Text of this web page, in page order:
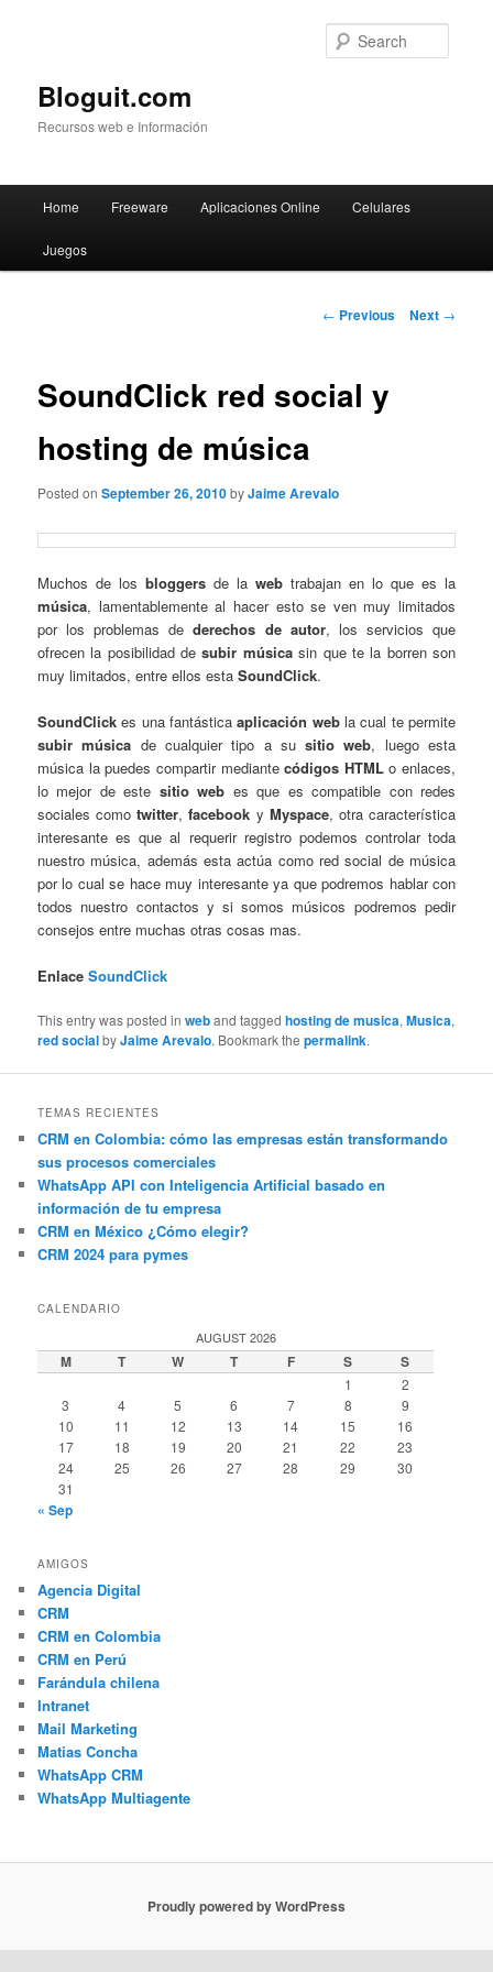
Bloguit.com
Recursos web e Información
Skip
to
Home Freeware Aplicaciones Online Celulares
Juegos
Post
← Previous Next →
SoundClick red social y
hosting de música
Posted onSeptember 26, 2010byJaime Arevalo
Muchos de losbloggersde lawebtrabajan en lo que es la
música, lamentablemente al hacer esto se ven muy limitados
por los problemas dederechos de autor, los servicios que
ofrecen la posibilidad desubir músicasin que te la borren son
muy limitados, entre ellos estaSoundClick.
SoundClick es una fantásticaaplicación webla cual te permite
subir música de cualquier tipo a susitio web, luego esta
música la puedes compartir mediantecódigos HTMLo enlaces,
lo mejor de este sitio web es que es compatible con redes
sociales comotwitter,facebook y Myspace, otra característica
interesante es que al requerir registro podemos controlar toda
nuestro música, además esta actúa como red social de música
por lo cual se hace muy interesante ya que podremos hablar con
todos nuestro contactos y si somos músicos podremos pedir
consejos entre muchas otras cosas mas.
EnlaceSoundClick
This entry was posted inweband taggedhosting de musica,Musica,
red socialbyJaime Arevalo. Bookmark thepermalink.
TEMAS RECIENTES
CRM en Colombia: cómo las empresas están transformando
sus procesos comerciales
WhatsApp API con Inteligencia Artificial basado en
información de tu empresa
CRM en México ¿Cómo elegir?
CRM 2024 para pymes
CALENDARIO
AUGUST 2026
M T W T F S S
1
2
3
4 5 6 7 8
9
10
11 12 13 14 15
16
17
18 19 20 21 22
23
24
25 26 27 28 29
30
31
« Sep
AMIGOS
Agencia Digital
CRM
CRM en Colombia
CRM en Perú
Farándula chilena
Intranet
Mail Marketing
Matias Concha
WhatsApp CRM
WhatsApp Multiagente
Proudly powered by WordPress